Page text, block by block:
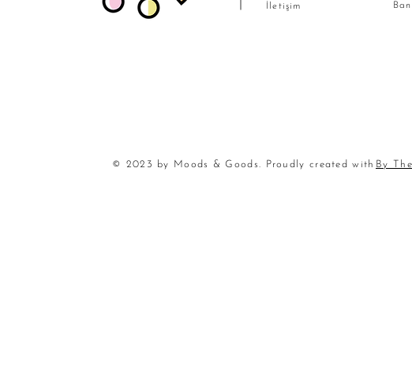
İletişim
By
© 2023 by Moods & Goods. Proudly created with